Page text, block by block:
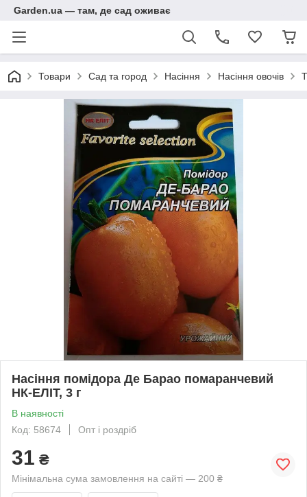
Garden.ua — там, де сад оживає
Товари Сад та город Насіння Насіння овочів
Насіння помідора Де Барао помаранчевий
НК-ЕЛІТ, 3 г
В наявності
Код: 58674
Опт і роздріб
31 ₴
Мінімальна сума замовлення на сайті — 200 ₴